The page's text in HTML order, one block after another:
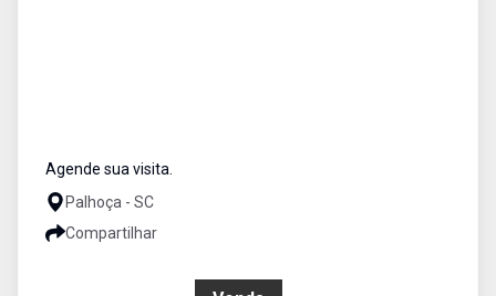
Agende sua visita.
Palhoça - SC
Compartilhar